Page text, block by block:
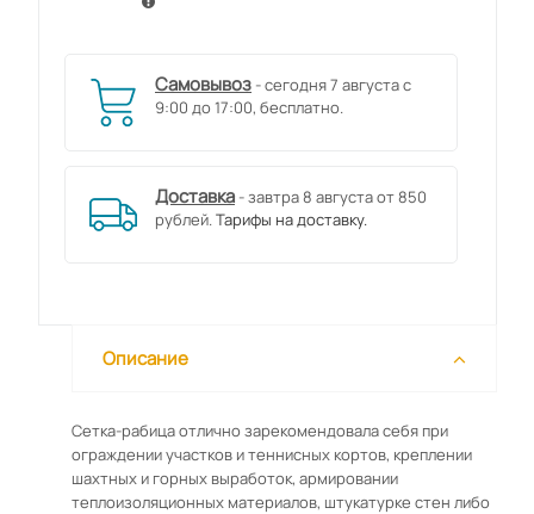
Самовывоз - сегодня 7 августа с
9:00 до 17:00, бесплатно.
Доставка - завтра 8 августа от 850
рублей.Тарифы на доставку.
Описание
Сетка-рабица отлично зарекомендовала себя при
ограждении участков и теннисных кортов, креплении
шахтных и горных выработок, армировании
теплоизоляционных материалов, штукатурке стен либо